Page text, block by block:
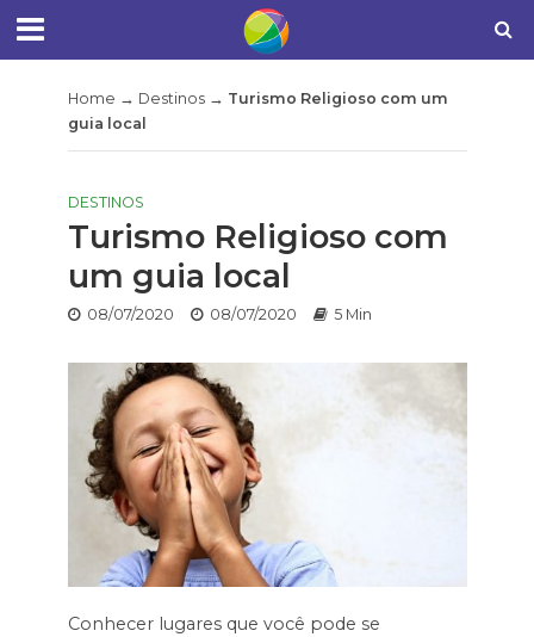
Home → Destinos→ Turismo Religioso com um
guia local
DESTINOS
Turismo Religioso com
um guia local
08/07/2020 08/07/2020 5 Min
Conhecer lugares que você pode se